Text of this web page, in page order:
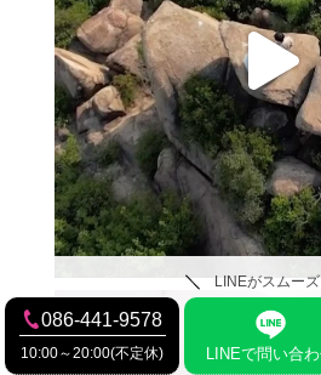
LINEがスムー
086-441-9578
10:00～20:00(不定休) LINEで問い合